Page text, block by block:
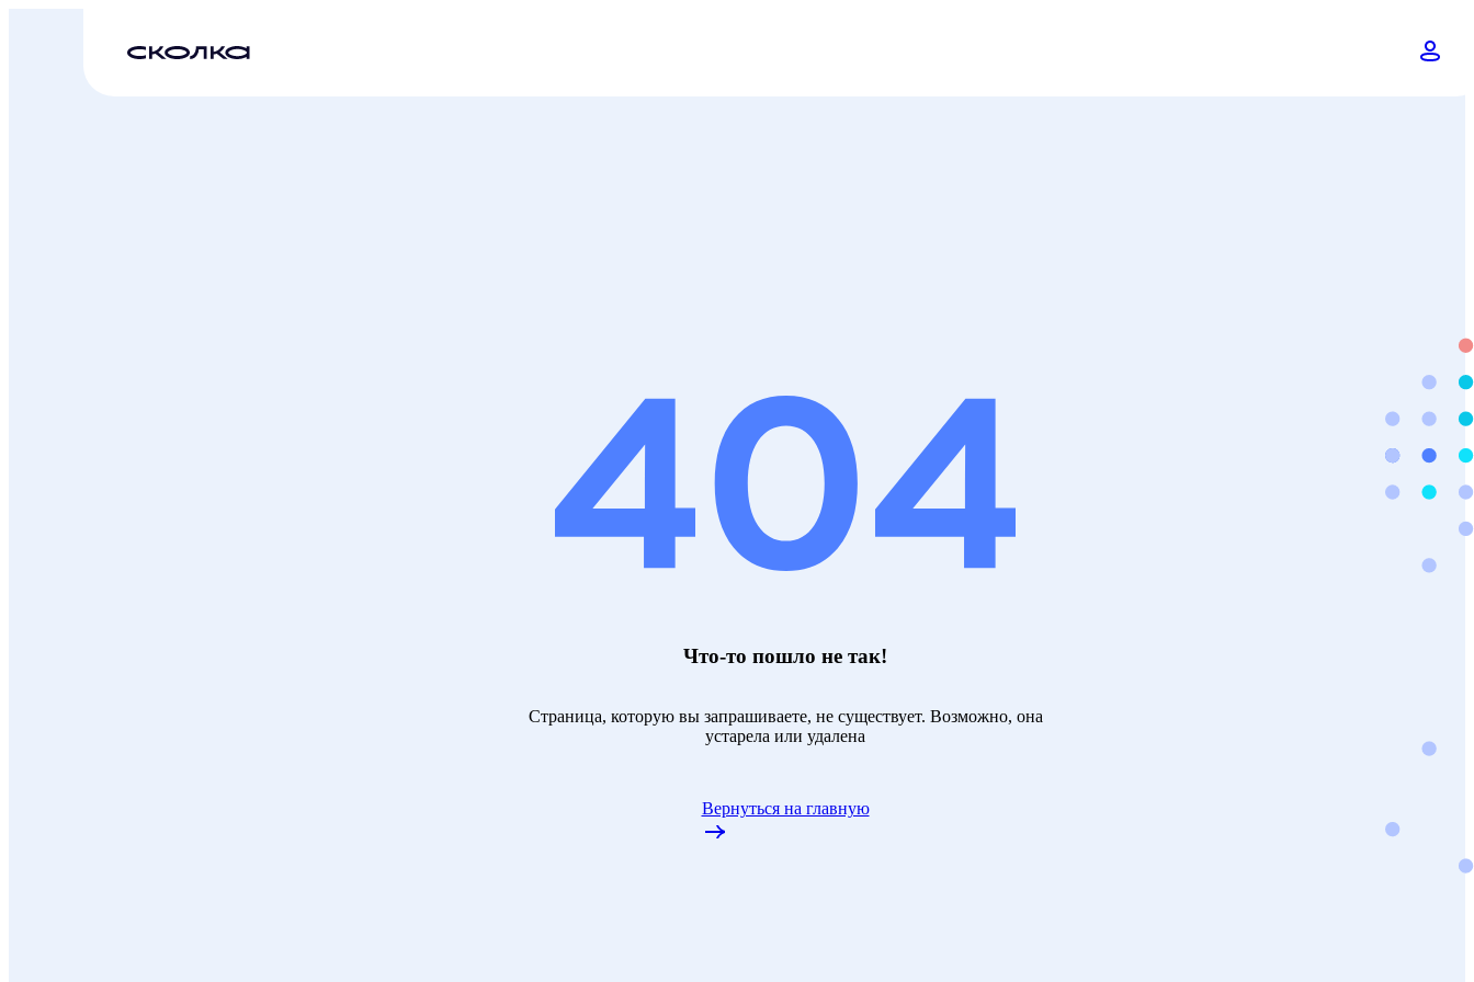
Что-то пошло не так!
Страница, которую вы запрашиваете, не существует. Возможно, она
устарела или удалена
Вернуться на главную